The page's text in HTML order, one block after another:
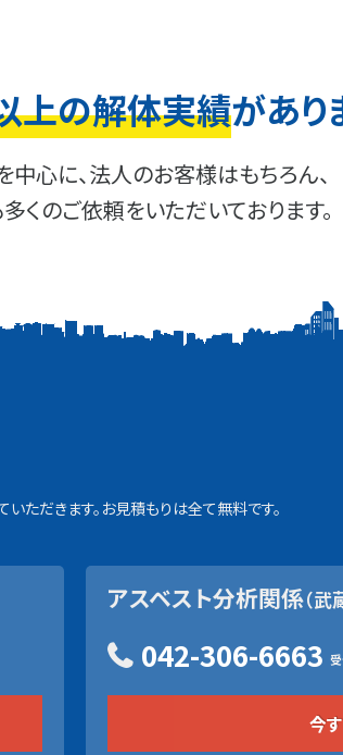
上の解体実績があり
中心に、法人のお客様はもちろん、
くのご依頼をいただいております。
ただきます。お見積もりは全て無料です。
アスベスト分析関係（武
042-306-6663
今